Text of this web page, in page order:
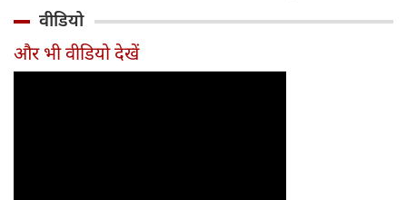
साल से ज्यादा उम्र का
काम, जानें पूरा
और
वीडियो
और भी वीडियो देखें